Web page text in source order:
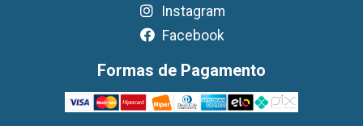
Instagram
Facebook
Formas de Pagamento